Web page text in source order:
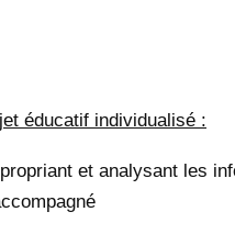
éducatif individualisé :
et analysant les